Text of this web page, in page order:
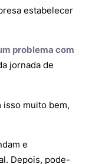
estabelecer
problema com
jornada de
isso muito bem,
e
Depois, pode-